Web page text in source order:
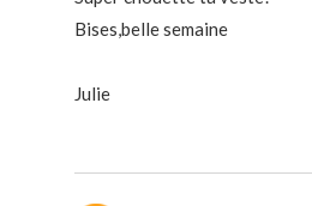
Bises,belle semaine
Julie